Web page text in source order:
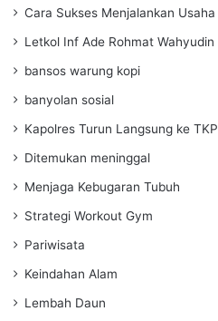
Cara Sukses Menjalankan Usaha
Letkol Inf Ade Rohmat Wahyudin
bansos warung kopi
banyolan sosial
Kapolres Turun Langsung ke TKP
Ditemukan meninggal
Menjaga Kebugaran Tubuh
Strategi Workout Gym
Pariwisata
Keindahan Alam
Lembah Daun